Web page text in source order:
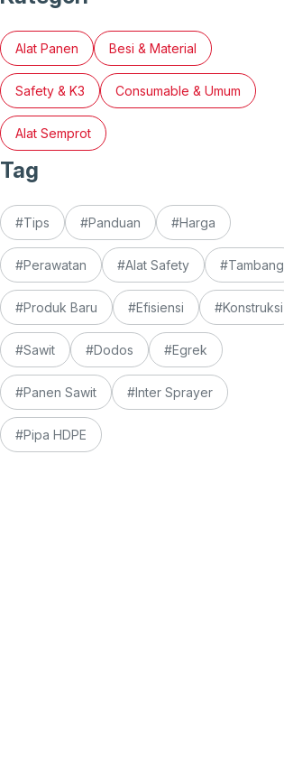
Alat Panen Besi & Material
Safety & K3 Consumable & Umum
Alat Semprot
Tag
#Tips #Panduan #Harga
#Perawatan #Alat Safety #Tambang
#Produk Baru #Efisiensi #Konstruksi
#Sawit #Dodos #Egrek
#Panen Sawit #Inter Sprayer
#Pipa HDPE